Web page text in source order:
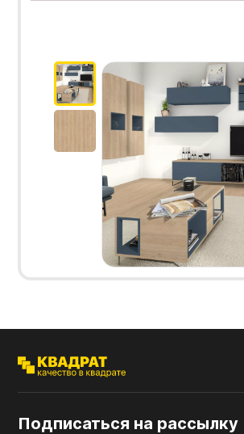
Подписаться на рассылку